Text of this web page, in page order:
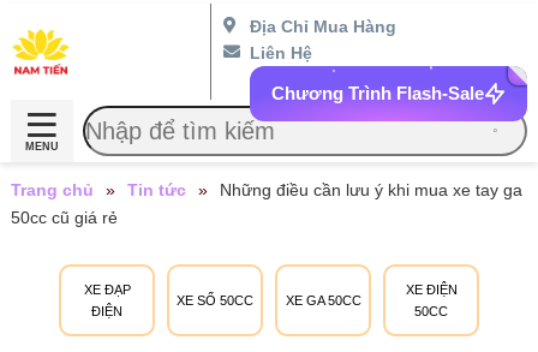
Địa Chỉ Mua Hàng
Liên Hệ
Chương Trình Flash-Sale
MENU
XE ĐẠP
ĐIỆN
XE SỐ 50CC XE GA 50CC
XE ĐIỆN
50CC
Trang chủ » Tin tức »
Những điều cần lưu ý khi mua xe tay ga
50cc cũ giá rẻ